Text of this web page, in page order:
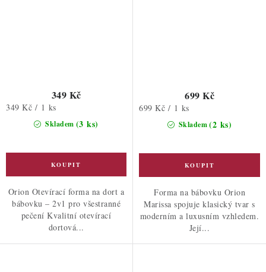
Skladem (3 ks)
349 Kč
Měrná
349 Kč / 1 ks
Orion Otevírací forma na dort a
bábovku – 2v1 pro všestranné
pečení Kvalitní otevírací
dortová...
Skladem(2 ks)
699 Kč
Měrná
699 Kč / 1 ks
Forma na bábovku Orion
Marissa spojuje klasický tvar s
moderním a luxusním vzhledem.
Její...